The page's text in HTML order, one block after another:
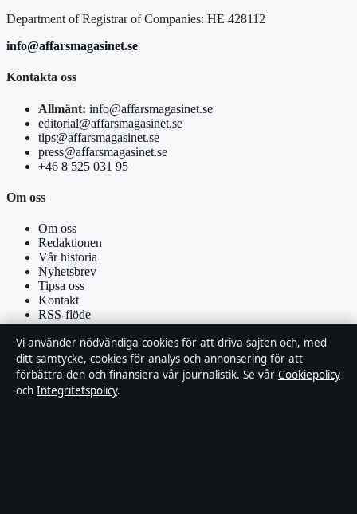
Department of Registrar of Companies: HE 428112
info@affarsmagasinet.se
Kontakta oss
Allmänt: info@affarsmagasinet.se
editorial@affarsmagasinet.se
tips@affarsmagasinet.se
press@affarsmagasinet.se
+46 8 525 031 95
Om oss
Om oss
Redaktionen
Vår historia
Nyhetsbrev
Tipsa oss
Kontakt
RSS-flöde
Förtroende & standarder
Källor & standarder
Redaktionell policy
Vi använder nödvändiga cookies för att driva sajten och, med
ditt samtycke, cookies för analys och annonsering för att
förbättra den och finansiera vår journalistik. Se vår Cookiepolicy
och Integritetspolicy.